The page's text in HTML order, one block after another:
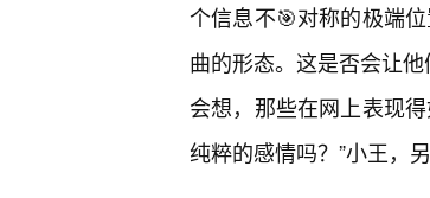
个信息不🎯对称的极端
曲的形态。这是否会让
会想，那些在网上表现
纯粹的感情吗？”小王，